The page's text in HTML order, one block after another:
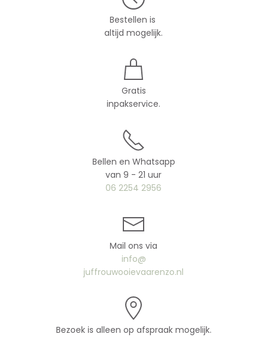
Bestellen is
altijd mogelijk.
Gratis
inpakservice.
Bellen en Whatsapp
van 9 - 21 uur
06 2254 2956
Mail ons via
info@
juffrouwooievaarenzo.nl
Bezoek is alleen op afspraak mogelijk.